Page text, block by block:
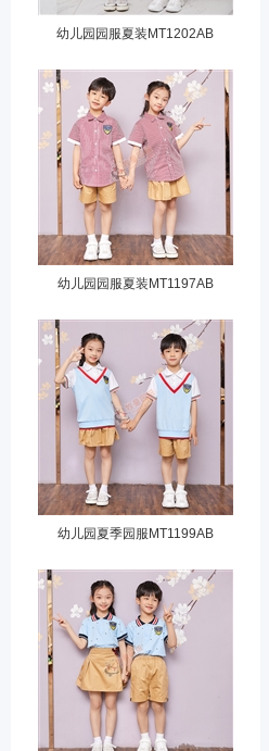
幼儿园园服夏装MT1202AB
幼儿园园服夏装MT1197AB
幼儿园夏季园服MT1199AB